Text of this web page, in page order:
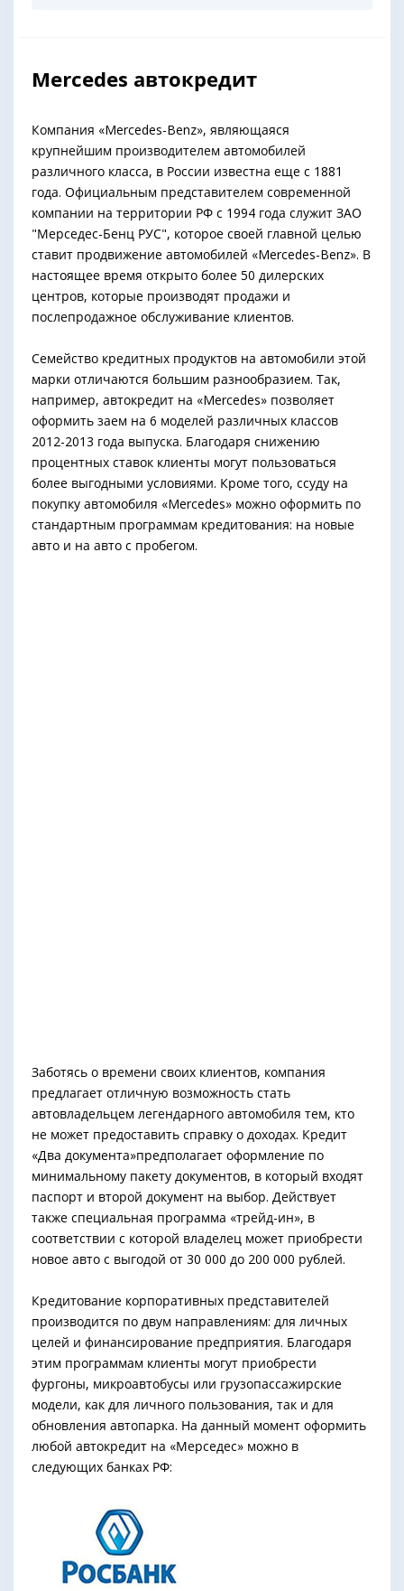
Mercedes автокредит
Компания «Mercedes-Benz», являющаяся
крупнейшим производителем автомобилей
различного класса, в России известна еще с 1881
года. Официальным представителем современной
компании на территории РФ с 1994 года служит ЗАО
"Мерседес-Бенц РУС", которое своей главной целью
ставит продвижение автомобилей «Mercedes-Benz». В
настоящее время открыто более 50 дилерских
центров, которые производят продажи и
послепродажное обслуживание клиентов.
Семейство кредитных продуктов на автомобили этой
марки отличаются большим разнообразием. Так,
например, автокредит на «Mercedes» позволяет
оформить заем на 6 моделей различных классов
2012-2013 года выпуска. Благодаря снижению
процентных ставок клиенты могут пользоваться
более выгодными условиями. Кроме того, ссуду на
покупку автомобиля «Mercedes» можно оформить по
стандартным программам кредитования: на новые
авто и на авто с пробегом.
Заботясь о времени своих клиентов, компания
предлагает отличную возможность стать
автовладельцем легендарного автомобиля тем, кто
не может предоставить справку о доходах. Кредит
«Два документа»предполагает оформление по
минимальному пакету документов, в который входят
паспорт и второй документ на выбор. Действует
также специальная программа «трейд-ин», в
соответствии с которой владелец может приобрести
новое авто с выгодой от 30 000 до 200 000 рублей.
Кредитование корпоративных представителей
производится по двум направлениям: для личных
целей и финансирование предприятия. Благодаря
этим программам клиенты могут приобрести
фургоны, микроавтобусы или грузопассажирские
модели, как для личного пользования, так и для
обновления автопарка. На данный момент оформить
любой автокредит на «Мерседес» можно в
следующих банках РФ: